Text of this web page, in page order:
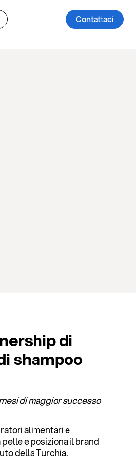
Contattaci
di
shampoo
di maggior successo
alimentari e
e posiziona il brand
della Turchia.